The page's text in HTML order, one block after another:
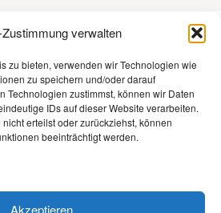
verwalten
zu bieten, verwenden wir Technologien wie
zu speichern und/oder darauf
Technologien zustimmst, können wir Daten
IDs auf dieser Website verarbeiten.
erteilst oder zurückziehst, können
beeinträchtigt werden.
Akzeptieren